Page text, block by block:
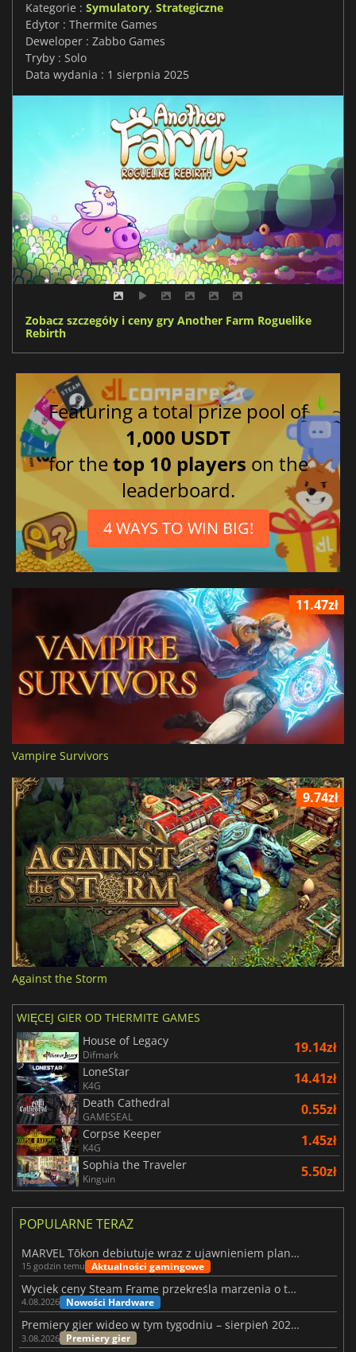
Kategorie : Symulatory, Strategiczne
Edytor : Thermite Games
Deweloper : Zabbo Games
Tryby : Solo
Data wydania : 1 sierpnia 2025
Zobacz szczegóły i ceny gry Another Farm Roguelike
Rebirth
Featuring a total prize pool of
1,000 USDT
for thetop 10 players on the
leaderboard.
4 WAYS TO WIN BIG!
11.47zł
Vampire Survivors
9.74zł
Against the Storm
WIĘCEJ GIER OD THERMITE GAMES
House of Legacy
Difmark 19.14zł
LoneStar
K4G 14.41zł
Death Cathedral
GAMESEAL 0.55zł
Corpse Keeper
K4G 1.45zł
Sophia the Traveler
Kinguin 5.50zł
POPULARNE TERAZ
MARVEL Tōkon debiutuje wraz z ujawnieniem planu rozwoju na pierwszy rok
15 godzin temu Aktualności gamingowe
Wyciek ceny Steam Frame przekreśla marzenia o tanim zestawie VR
4.08.2026 Nowości Hardware
Premiery gier wideo w tym tygodniu – sierpień 2026 r. (32. tydzień)
3.08.2026 Premiery gier